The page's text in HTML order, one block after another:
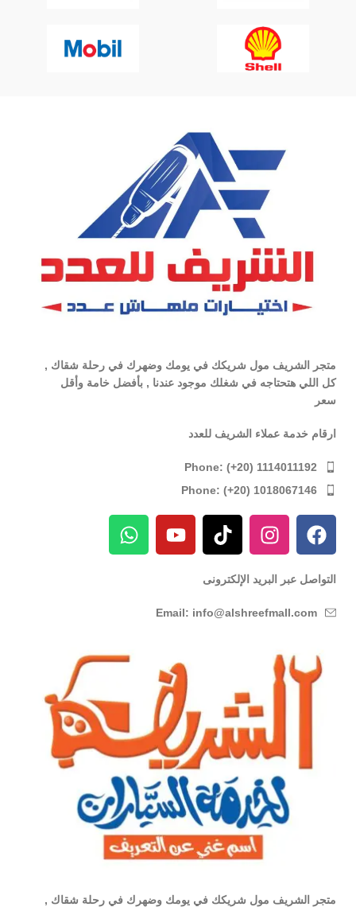
متجر الشريف مول شريكك في يومك وضهرك في رحلة شقاك ,
كل اللي هتحتاجه في شغلك موجود عندنا , بأفضل خامة وأقل
سعر
ارقام خدمة عملاء الشريف للعدد
Phone: (+20) 1114011192
Phone: (+20) 1018067146
التواصل عبر البريد الإلكترونى
Email: info@alshreefmall.com
متجر الشريف مول شريكك في يومك وضهرك في رحلة شقاك ,